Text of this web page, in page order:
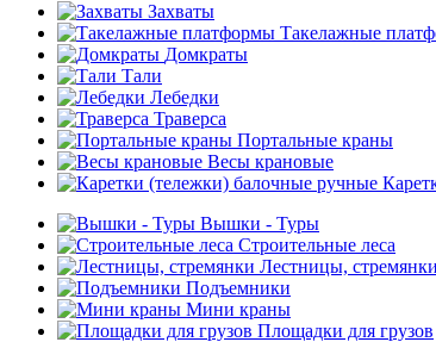
Захваты
Такелажные
Домкраты
Тали
Лебедки
Траверса
Портальные краны
Весы крановые
Вышки - Туры
Строительные леса
Лестницы, стремянки
Подъемники
Мини краны
Площадки для грузов